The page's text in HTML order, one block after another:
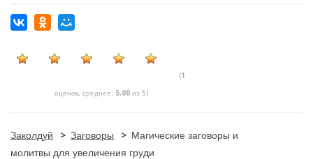
(1
оценок, среднее: 5,00 из 5)
Заколдуй > Заговоры > Магические заговоры и
молитвы для увеличения груди